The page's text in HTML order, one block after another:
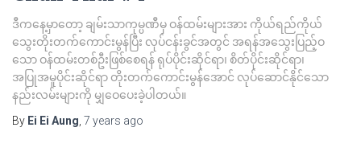
ဒီကနေ့မှာတော့ ချမ်းသာကုမ္ပဏီမှ ဝန်ထမ်းများအား ကိုယ်ရည်ကိုယ်
သွေးတိုးတက်ကောင်းမွန်ပြီး လုပ်ငန်းခွင်အတွင် အရန်အသွေးပြည့်ဝ
သော ဝန်ထမ်းတစ်ဦးဖြစ်စေရန် ရုပ်ပိုင်းဆိုင်ရာ၊ စိတ်ပိုင်းဆိုင်ရာ၊
အပြုအမူပိုင်းဆိုင်ရာ တိုးတက်ကောင်းမွန်အောင် လုပ်ဆောင်နိုင်သော
နည်းလမ်းများကို မျှဝေပေးခဲ့ပါတယ်။
By Ei Ei Aung, 7 years ago